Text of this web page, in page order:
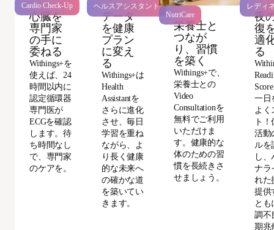
Cardio Check-Up
心臓を
専門家
の手に
委ねる
Withings+を
使えば、24
時間以内に
認定循環器
専門医が
ECGを確認
します。待
ち時間なし
で、専門家
のケアを。
ヘルスアシスタント
データ
を健康
プラン
に変え
る
Withings+は
Health
Assistantを
さらに進化
させ、毎日
学習を重ね
ながら、よ
り長く健康
的な未来へ
の確かな道
を築いてい
きます。
NutriCare
栄養士と
つなが
り、習慣
を築く
Withings+で、
栄養士との
Video
Consultationを
無料でご利用
いただけま
す。健康的な
体のための習
慣を長続きさ
せましょう。
レディ
夜
復
適
る
一日
よく
ト
活動
ルを
し、
ナラ
れた
提供
とも
調不
期兆